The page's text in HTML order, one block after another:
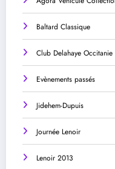
Baltard Classique
Club Delahaye Occitanie
Evènements passés
Jidehem-Dupuis
Journée Lenoir
Lenoir 2013